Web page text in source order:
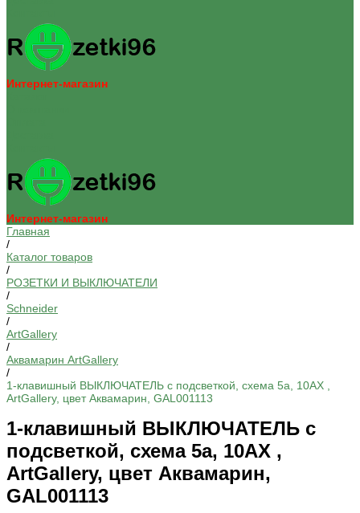
Интернет-магазин
Интернет-магазин
Главная
/
Каталог товаров
/
РОЗЕТКИ И ВЫКЛЮЧАТЕЛИ
/
Schneider
/
ArtGallery
/
Аквамарин ArtGallery
/
1-клавишный ВЫКЛЮЧАТЕЛЬ с подсветкой, схема 5а, 10АХ ,
ArtGallery, цвет Аквамарин, GAL001113
1-клавишный ВЫКЛЮЧАТЕЛЬ с
подсветкой, схема 5а, 10АХ ,
ArtGallery, цвет Аквамарин,
GAL001113